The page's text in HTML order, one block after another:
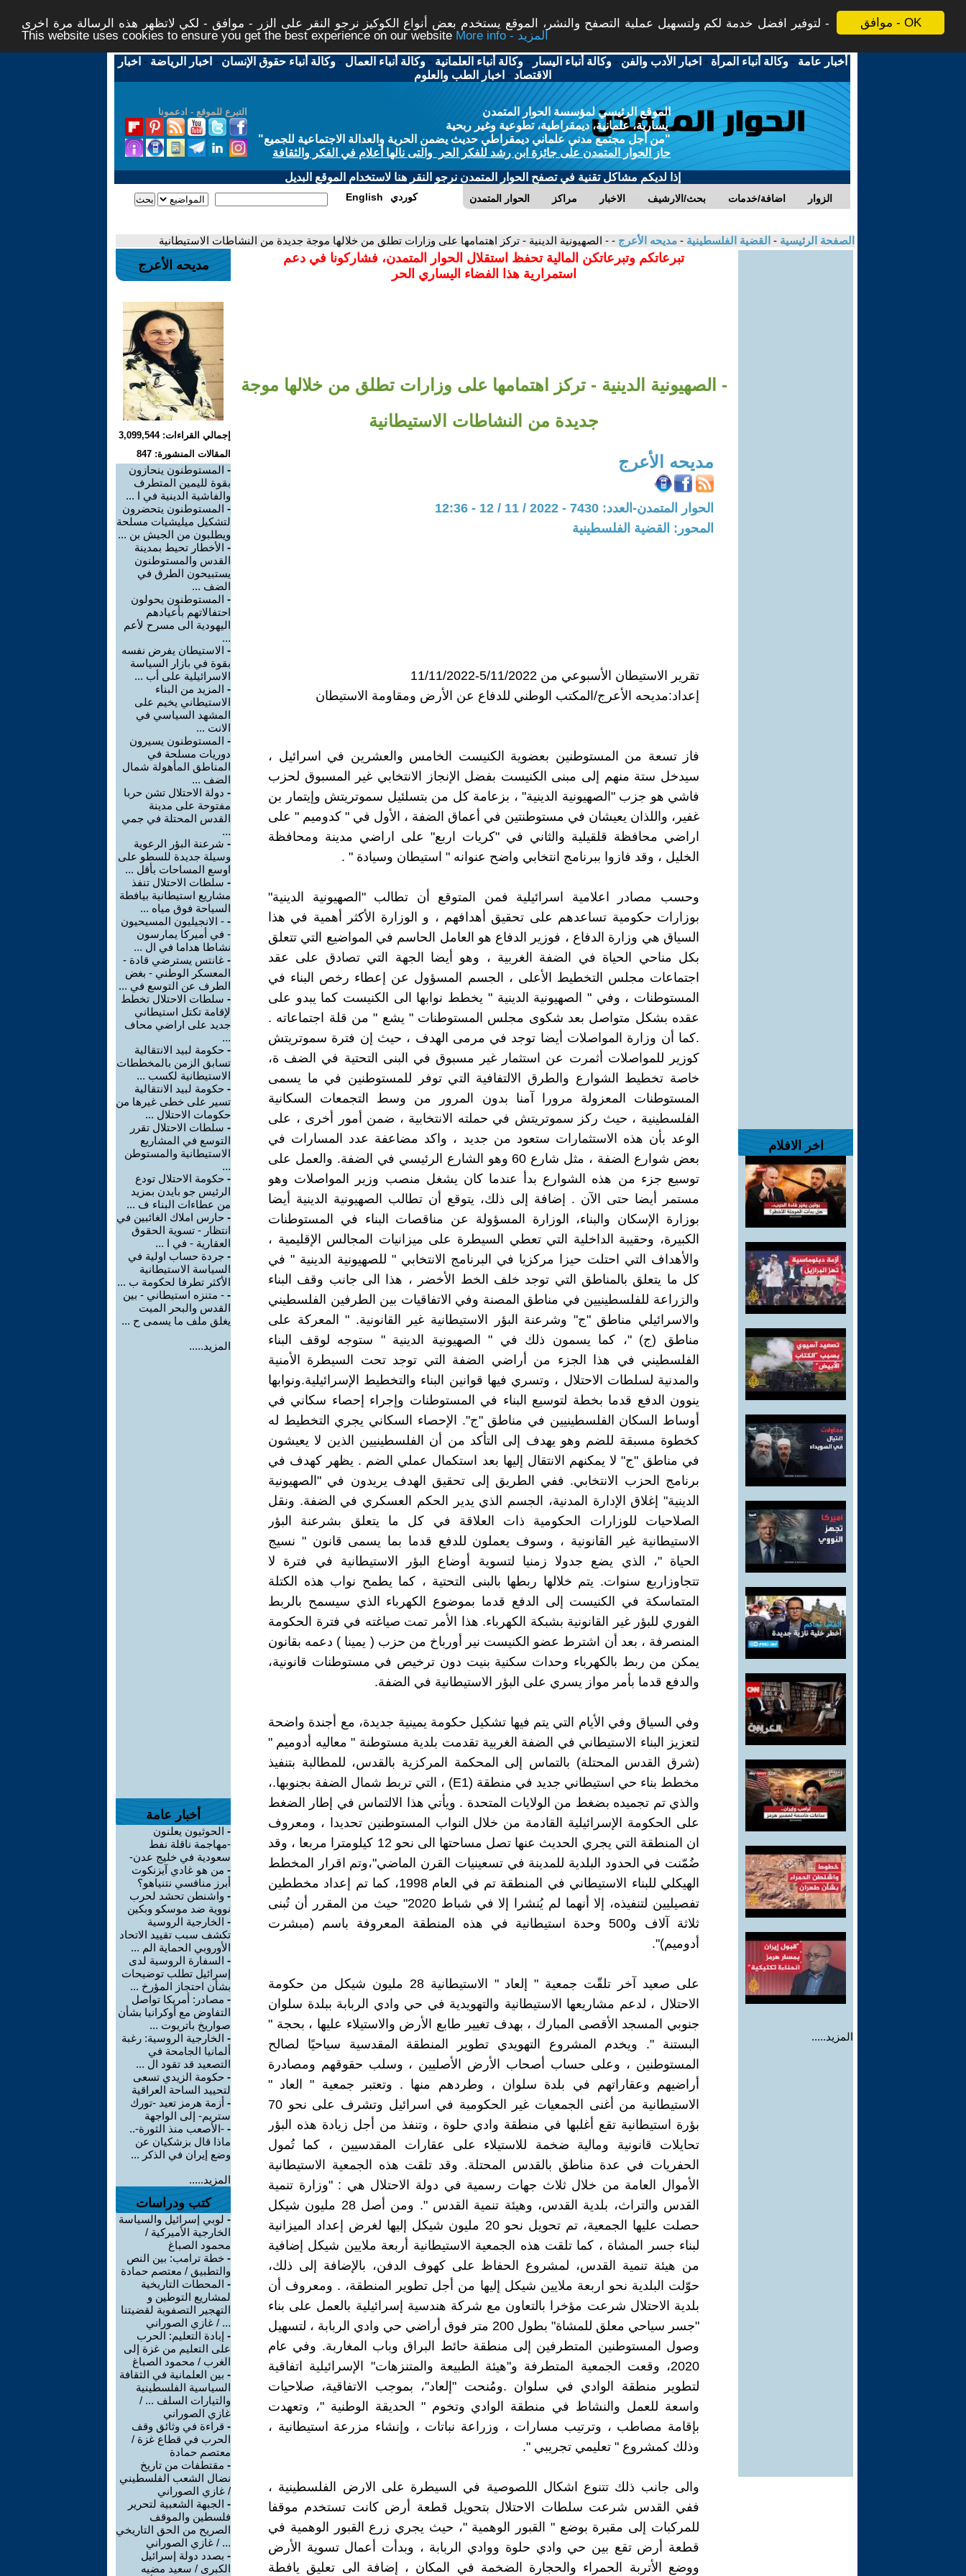
موافق - OK
لتوفير افضل خدمة لكم ولتسهيل عملية التصفح والنشر، الموقع يستخدم بعض أنواع الكوكيز نرجو النقر على الزر - موافق - لكي لاتظهر هذه الرسالة مرة اخرى -
This website uses cookies to ensure you get the best experience on our website
More info - المزيد
أخبار عامة -وكالة أنباء المرأة - اخبار الأدب والفن -وكالة أنباء اليسار -وكالة أنباء العلمانية -وكالة أنباء العمال -وكالة أنباء حقوق الإنسان - اخبار الرياضة - اخبار
الاقتصاد - اخبار الطب والعلوم
التبرع للموقع - ادعمونا
الموقع الرئيسي لمؤسسة الحوار المتمدن
يسارية، علمانية، ديمقراطية، تطوعية وغير ربحية
"من أجل مجتمع مدني علماني ديمقراطي حديث يضمن الحرية والعدالة الاجتماعية للجميع"
حاز الحوار المتمدن على جائزة ابن رشد للفكر الحر والتى نالها أعلام في الفكر والثقافة
إذا لديكم مشاكل تقنية في تصفح الحوار المتمدن نرجو النقر هنا لاستخدام الموقع البديل
الحوار المتمدن مراكز الاخبار بحث/الارشيف اضافة/خدمات الزوار English كوردي
الصفحة الرئيسية - القضية الفلسطينية - مديحه الأعرج - - الصهيونية الدينية - تركز اهتمامها على وزارات تطلق من خلالها موجة جديدة من النشاطات الاستيطانية
اخر الافلام
المزيد.....
تبرعاتكم وتبرعاتكن المالية تحفظ استقلال الحوار المتمدن، فشاركونا في دعم
استمرارية هذا الفضاء اليساري الحر
- الصهيونية الدينية - تركز اهتمامها على وزارات تطلق من خلالها موجة
جديدة من النشاطات الاستيطانية
مديحه الأعرج
الحوار المتمدن-العدد: 7430 - 2022 / 11 / 12 - 12:36
المحور: القضية الفلسطينية
تقرير الاستيطان الأسبوعي من 5/11/2022-11/11/2022
إعداد:مديحه الأعرج/المكتب الوطني للدفاع عن الأرض ومقاومة الاستيطان
فاز تسعة من المستوطنين بعضوية الكنيست الخامس والعشرين في اسرائيل ،
سيدخل ستة منهم إلى مبنى الكنيست بفضل الإنجاز الانتخابي غير المسبوق لحزب
فاشي هو جزب "الصهيونية الدينية" ، بزعامة كل من بتسلئيل سموتريتش وإيتمار بن
غفير، واللذان يعيشان في مستوطنتين في أعماق الضفة ، الأول في " كدوميم " على
اراضي محافظة قلقيلية والثاني في "كريات اربع" على اراضي مدينة ومحافظة
الخليل ، وقد فازوا ببرنامج انتخابي واضح عنوانه " استيطان وسيادة " .
وحسب مصادر اعلامية اسرائيلية فمن المتوقع أن تطالب "الصهيونية الدينية"
بوزارات حكومية تساعدهم على تحقيق أهدافهم ، و الوزارة الأكثر أهمية في هذا
السياق هي وزارة الدفاع ، فوزير الدفاع هو العامل الحاسم في المواضيع التي تتعلق
بكل مناحي الحياة في الضفة الغربية ، وهو أيضا الجهة التي تصادق على عقد
اجتماعات مجلس التخطيط الأعلى ، الجسم المسؤول عن إعطاء رخص البناء في
المستوطنات ، وفي " الصهيونية الدينية " يخطط نوابها الى الكنيست كما يبدو على
عقده بشكل متواصل بعد شكوى مجلس المستوطنات " يشع " من قلة اجتماعاته .
.كما أن وزارة المواصلات أيضا توجد في مرمى الهدف ، حيث إن فترة سموتريتش
كوزير للمواصلات أثمرت عن استثمار غير مسبوق في البنى التحتية في الضف ة،
خاصة تخطيط الشوارع والطرق الالتفافية التي توفر للمستوطنين في ما يسمى
المستوطنات المعزولة مرورا آمنا بدون المرور من وسط التجمعات السكانية
الفلسطينية ، حيث ركز سموتريتش في حملته الانتخابية ، ضمن أمور أخرى ، على
الوعد بأن هذه الاستثمارات ستعود من جديد ، واكد مضاعفة عدد المسارات في
بعض شوارع الضفة ، مثل شارع 60 وهو الشارع الرئيسي في الضفة. والعمل على
توسيع جزء من هذه الشوارع بدأ عندما كان يشغل منصب وزير المواصلات وهو
مستمر أيضا حتى الآن . إضافة إلى ذلك، يتوقع أن تطالب الصهيونية الدينية أيضا
بوزارة الإسكان والبناء، الوزارة المسؤولة عن مناقصات البناء في المستوطنات
الكبيرة، وحقيبة الداخلية التي تعطي السيطرة على ميزانيات المجالس الإقليمية ،
والأهداف التي احتلت حيزا مركزيا في البرنامج الانتخابي " للصهيونية الدينية " في
كل ما يتعلق بالمناطق التي توجد خلف الخط الأخضر ، هذا الى جانب وقف البناء
والزراعة للفلسطينيين في مناطق المصنة وفي الاتفاقيات بين الطرفين الفلسطيني
والاسرائيلي مناطق "ج" وشرعنة البؤر الاستيطانية غير القانونية. " المعركة على
مناطق (ج) "، كما يسمون ذلك في " الصهيونية الدينية " ستوجه لوقف البناء
الفلسطيني في هذا الجزء من أراضي الضفة التي توجد تحت السيطرة الأمنية
والمدنية لسلطات الاحتلال ، وتسري فيها قوانين البناء والتخطيط الإسرائيلية.ونوابها
ينوون الدفع قدما بخطة لتوسيع البناء في المستوطنات وإجراء إحصاء سكاني في
أوساط السكان الفلسطينيين في مناطق "ج". الإحصاء السكاني يجري التخطيط له
كخطوة مسبقة للضم وهو يهدف إلى التأكد من أن الفلسطينيين الذين لا يعيشون
في مناطق "ج" لا يمكنهم الانتقال إليها بعد استكمال عملي الضم . يظهر كهدف في
برنامج الحزب الانتخابي. ففي الطريق إلى تحقيق الهدف يريدون في "الصهيونية
الدينية" إغلاق الإدارة المدنية، الجسم الذي يدير الحكم العسكري في الضفة. ونقل
الصلاحيات للوزارات الحكومية ذات العلاقة في كل ما يتعلق بشرعنة البؤر
الاستيطانية غير القانونية ، وسوف يعملون للدفع قدما بما يسمى قانون " نسيج
الحياة "، الذي يضع جدولا زمنيا لتسوية أوضاع البؤر الاستيطانية في فترة لا
تتجاوزاربع سنوات. يتم خلالها ربطها بالبنى التحتية ، كما يطمح نواب هذه الكتلة
المتماسكة في الكنيست إلى الدفع قدما بموضوع الكهرباء الذي سيسمح بالربط
الفوري للبؤر غير القانونية بشبكة الكهرباء. هذا الأمر تمت صياغته في فترة الحكومة
المنصرفة ، بعد أن اشترط عضو الكنيست نير أورباخ من حزب ( يمينا ) دعمه بقانون
يمكن من ربط بالكهرباء وحدات سكنية بنيت دون ترخيص في مستوطنات قانونية،
والدفع قدما بأمر مواز يسري على البؤر الاستيطانية في الضفة.
وفي السياق وفي الأيام التي يتم فيها تشكيل حكومة يمينية جديدة، مع أجندة واضحة
لتعزيز البناء الاستيطاني في الضفة الغربية تقدمت بلدية مستوطنة " معاليه أدوميم "
(شرق القدس المحتلة) بالتماس إلى المحكمة المركزية بالقدس، للمطالبة بتنفيذ
مخطط بناء حي استيطاني جديد في منطقة (E1) ، التي تربط شمال الضفة بجنوبها.،
والذي تم تجميده بضغط من الولايات المتحدة . ويأتي هذا الالتماس في إطار الضغط
على الحكومة الإسرائيلية القادمة من خلال النواب المستوطنين تحديدا ، ومعروف
ان المنطقة التي يجري الحديث عنها تصل مساحتها الى نحو 12 كيلومترا مربعا ، وقد
ضُمّنت في الحدود البلدية للمدينة في تسعينيات القرن الماضي"،وتم اقرار المخطط
الهيكلي للبناء الاستيطاني في المنطقة تم في العام 1998، كما تم إعداد مخططين
تفصيليين لتنفيذه، إلا أنهما لم يُنشرا إلا في شباط 2020" حيث من المقرر أن تُبنى
ثلاثة آلاف و500 وحدة استيطانية في هذه المنطقة المعروفة باسم (مبشرت
أدوميم)".
على صعيد آخر تلقّت جمعية " إلعاد " الاستيطانية 28 مليون شيكل من حكومة
الاحتلال ، لدعم مشاريعها الاستيطانية والتهويدية في حي وادي الربابة ببلدة سلوان
جنوبي المسجد الأقصى المبارك ، بهدف تغيير طابع الأرض والاستيلاء عليها ، بحجة "
البستنة ". ويخدم المشروع التهويدي تطوير المنطقة المقدسية سياحيًا لصالح
المستوطنين ، وعلى حساب أصحاب الأرض الأصليين ، وسلب حقوقهم ومصادرة
أراضيهم وعقاراتهم في بلدة سلوان ، وطردهم منها . وتعتبر جمعية " العاد "
الاستيطانية من أغنى الجمعيات غير الحكومية في اسرائيل وتشرف على نحو 70
بؤرة استيطانية تقع أغلبها في منطقة وادي حلوة ، وتنفذ من أجل زيادة هذه البؤر
تحايلات قانونية ومالية ضخمة للاستيلاء على عقارات المقدسيين ، كما تُمول
الحفريات في عدة مناطق بالقدس المحتلة. وقد تلقت هذه الجمعية الاستيطانية
الأموال العامة من خلال ثلاث جهات رسمية في دولة الاحتلال هي : "وزارة تنمية
القدس والتراث، بلدية القدس، وهيئة تنمية القدس ". ومن أصل 28 مليون شيكل
حصلت عليها الجمعية، تم تحويل نحو 20 مليون شيكل إليها لغرض إعداد الميزانية
لبناء جسر المشاة ، كما تلقت هذه الجمعية الاستيطانية أربعة ملايين شيكل إضافية
من هيئة تنمية القدس، لمشروع الحفاظ على كهوف الدفن، بالإضافة إلى ذلك،
حوّلت البلدية نحو اربعة ملايين شيكل إليها من أجل تطوير المنطقة، . ومعروف أن
بلدية الاحتلال شرعت مؤخرا بالتعاون مع شركة هندسية إسرائيلية بالعمل على بناء
"جسر سياحي معلق للمشاة" بطول 200 متر فوق أراضي حي وادي الربابة ، لتسهيل
وصول المستوطنين المتطرفين إلى منطقة حائط البراق وباب المغاربة. وفي عام
2020، وقعت الجمعية المتطرفة و"هيئة الطبيعة والمتنزهات" الإسرائيلية اتفاقية
لتطوير منطقة الوادي في سلوان .ومُنحت "إلعاد"، بموجب الاتفاقية، صلاحيات
واسعة للعمل والنشاط في منطقة الوادي وتخوم " الحديقة الوطنية "، وتعهدت
بإقامة مصاطب ، وترتيب مسارات ، وزراعة نباتات ، وإنشاء مزرعة استيطانية ،
وذلك كمشروع " تعليمي تجريبي ".
والى جانب ذلك تتنوع اشكال اللصوصية في السيطرة على الارض الفلسطينية ،
ففي القدس شرعت سلطات الاحتلال بتحويل قطعة أرض كانت تستخدم موقفا
للمركبات إلى مقبرة بوضع " القبور الوهمية "، حيث يجري زرع القبور الوهمية في
قطعة أرض تقع بين حي وادي حلوة ووادي الربابة ، وبدأت أعمال تسوية الأرض
ووضع الأتربة الحمراء والحجارة الضخمة في المكان ، إضافة الى تعليق يافطة
مديحه الأعرج
إجمالي القراءات: 3,099,544
المقالات المنشورة: 847
- المستوطنون ينحازون
بقوة لليمين المتطرف
والفاشية الدينية في ا ...
- المستوطنون يتحضرون
لتشكيل ميليشيات مسلحة
ويطلبون من الجيش بن ...
- الأخطار تحيط بمدينة
القدس والمستوطنون
يستبيحون الطرق في
الضف ...
- المستوطنون يحولون
احتفالاتهم بأعيادهم
اليهودية الى مسرح لأعم
...
- الاستيطان يفرض نفسه
بقوة في بازار السياسة
الاسرائيلية على أب ...
- المزيد من البناء
الاستيطاني يخيم على
المشهد السياسي في
الانت ...
- المستوطنون يسيرون
دوريات مسلحة في
المناطق المأهولة شمال
الضف ...
- دولة الاحتلال تشن حربا
مفتوحة على مدينة
القدس المحتلة في جمي
...
- شرعنة البؤر الرعوية
وسيلة جديدة للسطو على
اوسع المساحات بأقل ...
- سلطات الاحتلال تنفذ
مشاريع استيطانية بيافطة
السياحة فوق مياه ...
- - الانجيليون المسيحيون
- في أميركا يمارسون
نشاطا هداما في ال ...
- غانتس يسترضي قادة -
المعسكر الوطني - بغض
الطرف عن التوسع في ...
- سلطات الاحتلال تخطط
لإقامة تكتل استيطاني
جديد على اراضي محاف
...
- حكومة لبيد الانتقالية
تسابق الزمن بالمخططات
الاستيطانية لكسب ...
- حكومة لبيد الانتقالية
تسير على خطى غيرها من
حكومات الاحتلال ...
- سلطات الاحتلال تقرر
التوسع في المشاريع
الاستيطانية والمستوطن
...
- حكومة الاحتلال تودع
الرئيس جو بايدن بمزيد
من عطاءات البناء ف ...
- حارس املاك الغائبين في
انتظار - تسوية الحقوق
العقارية - في ا ...
- جردة حساب اولية في
السياسة الاستيطانية
الأكثر تطرفا لحكومة ب ...
- - متنزه استيطاني - بين
القدس والبحر الميت
يغلق ملف ما يسمى ح ...
المزيد.....
أخبار عامة
- الحوثيون يعلنون
-مهاجمة ناقلة نفط
سعودية في خليج عدن-
- من هو غادي آيزنكوت
أبرز منافسي نتنياهو؟
- واشنطن تحشد لحرب
نووية ضد موسكو وبكين
- الخارجية الروسية
تكشف سبب تقييد الاتحاد
الأوروبي الحماية الم ...
- السفارة الروسية لدى
إسرائيل تطلب توضيحات
بشأن احتجاز المؤرخ ...
- مصادر: أمريكا تواصل
التفاوض مع أوكرانيا بشأن
صواريخ باتريوت ...
- الخارجية الروسية: رغبة
ألمانيا الجامحة في
التصعيد قد تقود ال ...
- حكومة الزيدي تسعى
لتحييد الساحة العراقية
- أزمة هرمز تعيد -تورك
ستريم- إلى الواجهة
- -الأصعب منذ الثورة-..
ماذا قال بزشكيان عن
وضع إيران في الذكر ...
المزيد.....
كتب ودراسات
- لوبي إسرائيل والسياسة
الخارجية الأميركية /
محمود الصباغ
- خطة ترامب: بين النص
والتطبيق / معتصم حمادة
- المحطات التاريخية
لمشاريع التوطين و
التهجير التصفوية لقضيتنا
... / غازي الصوراني
- إبادة التعليم: الحرب
على التعليم من غزة إلى
الغرب / محمود الصباغ
- بين العلمانية في الثقافة
السياسية الفلسطينية
والتيارات السلف ... /
غازي الصوراني
- قراءة في وثائق وقف
الحرب في قطاع غزة /
معتصم حمادة
- مقتطفات من تاريخ
نضال الشعب الفلسطيني
/ غازي الصوراني
- الجبهة الشعبية لتحرير
فلسطين والموقف
الصريح من الحق التاريخي
... / غازي الصوراني
- بصدد دولة إسرائيل
الكبرى / سعيد مضيه